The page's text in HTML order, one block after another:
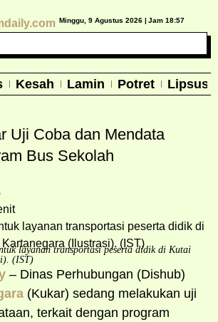
Minggu, 9 Agustus 2026 | Jam 18:57
Kesah Lamin Potret Lipsus
Uji Coba dan Mendata
Bus Sekolah
layanan transportasi peserta didik di Kutai
(IST)
– Dinas Perhubungan (Dishub)
(Kukar) sedang melakukan uji
terkait dengan program